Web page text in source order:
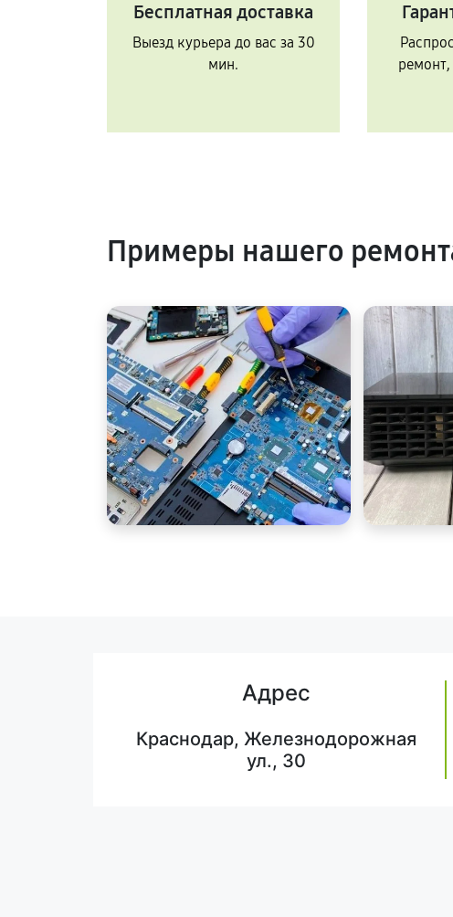
Бесплатная доставка
Выезд курьера до вас за 30
мин.
ремонт,
Примеры нашего
Адрес
Краснодар, Железнодорожная
ул., 30